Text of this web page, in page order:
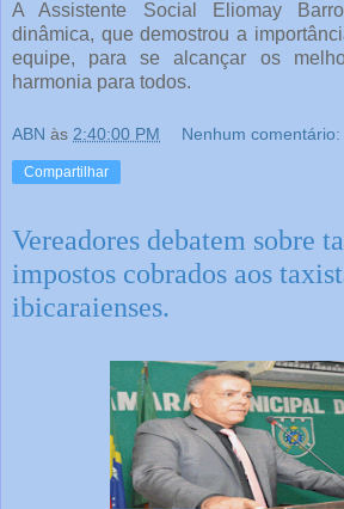
A Assistente Social Eliomay
dinâmica, que demostrou a
equipe, para se alcançar os
harmonia para todos.
ABN às 2:40:00 PM Nenhum comentário:
Compartilhar
Vereadores debatem sobre
impostos cobrados aos
ibicaraienses.